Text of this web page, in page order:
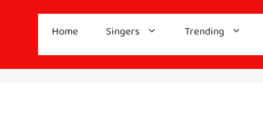
Home Singers Trending